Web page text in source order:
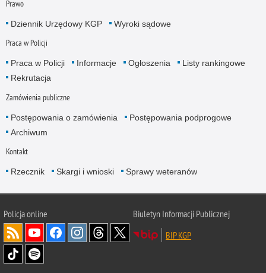
Prawo
Dziennik Urzędowy KGP Wyroki sądowe
Praca w Policji
Praca w Policji Informacje Ogłoszenia
Listy rankingowe
Rekrutacja
Zamówienia publiczne
Postępowania o zamówienia
Postępowania podprogowe
Archiwum
Kontakt
Rzecznik Skargi i wnioski Sprawy weteranów
Policjaonline
Biuletyn Informacji Publicznej
BIP KGP